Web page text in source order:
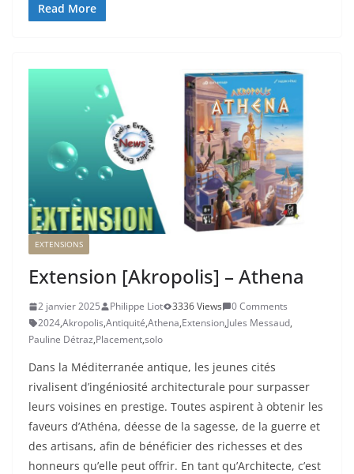
Read More
EXTENSIONS
Extension [Akropolis] – Athena
2 janvier 2025 Philippe Liot 3336 Views
0 Comments
2024,Akropolis,Antiquité,Athena,Extension,Jules Messaud,
Pauline Détraz,Placement,solo
Dans la Méditerranée antique, les jeunes cités
rivalisent d’ingéniosité architecturale pour surpasser
leurs voisines en prestige. Toutes aspirent à obtenir les
faveurs d’Athéna, déesse de la sagesse, de la guerre et
des artisans, afin de bénéficier des richesses et des
honneurs qu’elle peut offrir. En tant qu’Architecte, c’est